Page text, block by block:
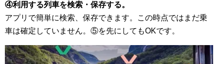
④利用する列車を検索・保存する。
アプリで簡単に検索、保存できます。この時点ではまだ乗
車は確定していません。⑤を先にしてもOKです。